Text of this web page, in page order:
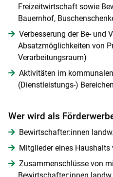
Freizeitwirtschaft sowie
Bauernhof,
Verbesserung der Be- und
Absatzmöglichkeiten von
Verarbeitungsraum)
Aktivitäten im
(Dienstleistungs-)
Wer wird als
Bewirtschafter:innen
Mitglieder eines Haushalts
Zusammenschlüsse von
Bewirtschafter:innen